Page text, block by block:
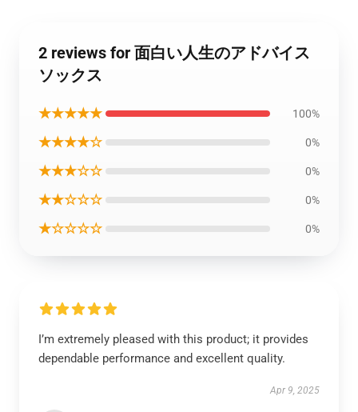
2 reviews for 面白い人生のアドバイス
ソックス
★★★★★ 100%
★★★★☆ 0%
★★★☆☆ 0%
★★☆☆☆ 0%
★☆☆☆☆ 0%
I’m extremely pleased with this product; it provides
dependable performance and excellent quality.
Apr 9, 2025